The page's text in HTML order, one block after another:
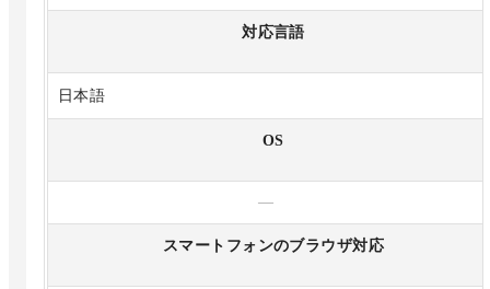
対応言語
日本語
OS
—
スマートフォンのブラウザ対応